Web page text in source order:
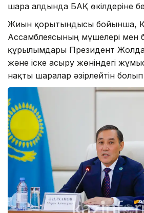
шара алдында БАҚ өкілдеріне
Жиын қорытындысы бойынша,
Ассамблеясының мүшелері мен
құрылымдары Президент
және іске асыру жөніндегі
нақты шаралар әзірлейтін